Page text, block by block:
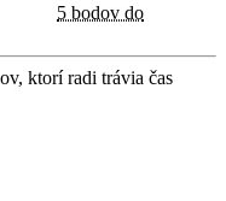
5 bodov do
ktorí radi trávia čas